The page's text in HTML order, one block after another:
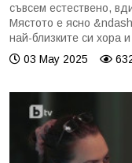
съвсем естествено,
Мястото е ясно
най-близките си хора
03 May 2025